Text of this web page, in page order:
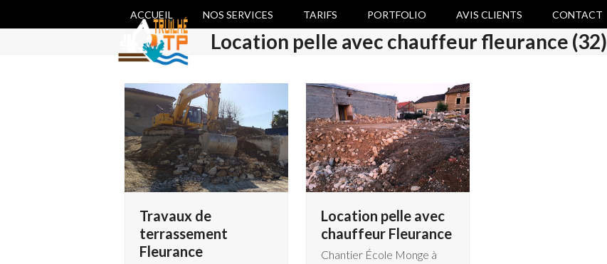
ACCUEIL NOS SERVICES TARIFS PORTFOLIO AVIS CLIENTS CONTACT
Location pelle avec chauffeur fleurance (32)
Travaux de
terrassement
Fleurance
Location pelle avec
chauffeur Fleurance
Chantier École Monge à